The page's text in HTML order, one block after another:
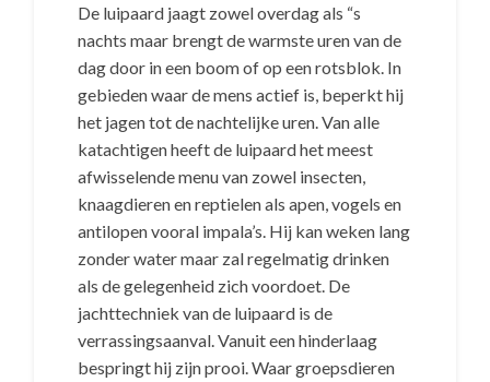
De luipaard jaagt zowel overdag als “s
nachts maar brengt de warmste uren van de
dag door in een boom of op een rotsblok. In
gebieden waar de mens actief is, beperkt hij
het jagen tot de nachtelijke uren. Van alle
katachtigen heeft de luipaard het meest
afwisselende menu van zowel insecten,
knaagdieren en reptielen als apen, vogels en
antilopen vooral impala’s. Hij kan weken lang
zonder water maar zal regelmatig drinken
als de gelegenheid zich voordoet. De
jachttechniek van de luipaard is de
verrassingsaanval. Vanuit een hinderlaag
bespringt hij zijn prooi. Waar groepsdieren